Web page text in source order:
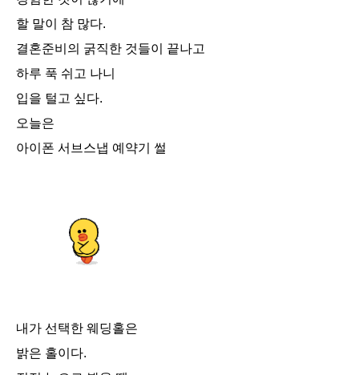
할 말이 참 많다.
결혼준비의 굵직한 것들이 끝나고
하루 푹 쉬고 나니
입을 털고 싶다.
오늘은
아이폰 서브스냅 예약기 썰
내가 선택한 웨딩홀은
밝은 홀이다.